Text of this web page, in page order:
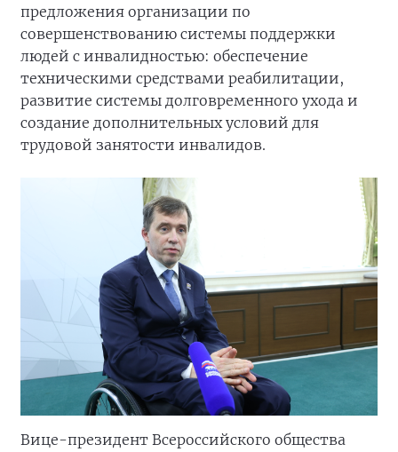
предложения организации по
совершенствованию системы поддержки
людей с инвалидностью: обеспечение
техническими средствами реабилитации,
развитие системы долговременного ухода и
создание дополнительных условий для
трудовой занятости инвалидов.
Вице-президент Всероссийского общества